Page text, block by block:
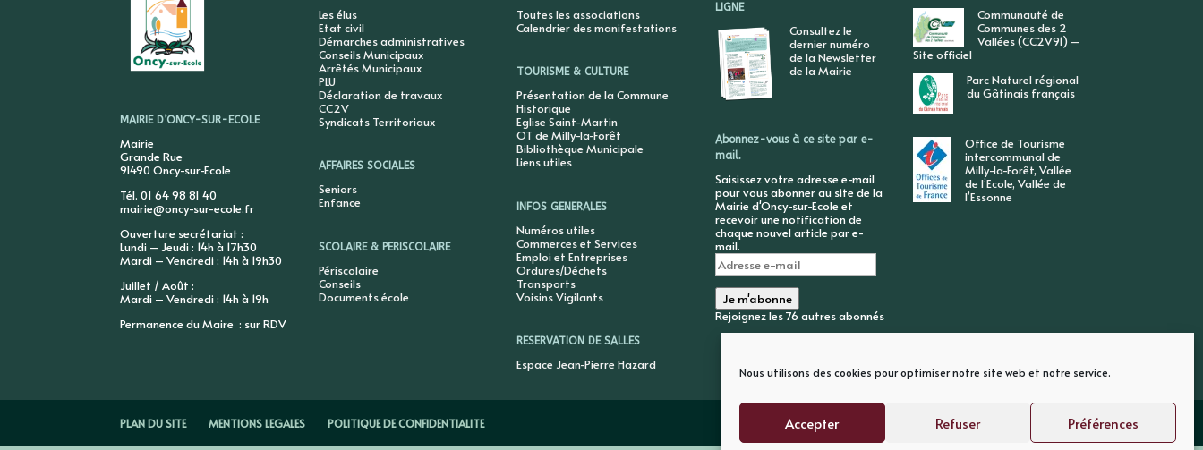
Nous utilisons des cookies pour optimiser notre site web et notre service.
Accepter Refuser Préférences
MAIRIE D’ONCY-SUR-ECOLE
Mairie
Grande Rue
91490 Oncy-sur-Ecole
Tél. 01 64 98 81 40
mairie@oncy-sur-ecole.fr
Ouverture secrétariat :
Lundi – Jeudi : 14h à 17h30
Mardi – Vendredi : 14h à 19h30
Juillet / Août :
Mardi – Vendredi : 14h à 19h
Permanence du Maire : sur RDV
Les élus
Etat civil
Démarches administratives
Conseils Municipaux
Arrêtés Municipaux
PLU
Déclaration de travaux
CC2V
Syndicats Territoriaux
AFFAIRES SOCIALES
Seniors
Enfance
SCOLAIRE & PERISCOLAIRE
Périscolaire
Conseils
Documents école
Toutes les associations
Calendrier des manifestations
TOURISME & CULTURE
Présentation de la Commune
Historique
Eglise Saint-Martin
OT de Milly-la-Forêt
Bibliothèque Municipale
Liens utiles
INFOS GENERALES
Numéros utiles
Commerces et Services
Emploi et Entreprises
Ordures/Déchets
Transports
Voisins Vigilants
RESERVATION DE SALLES
Espace Jean-Pierre Hazard
LIGNE
Consultez le
dernier numéro
de la Newsletter
de la Mairie
Abonnez-vous à ce site par e-
mail.
Saisissez votre adresse e-mail
pour vous abonner au site de la
Mairie d'Oncy-sur-Ecole et
recevoir une notification de
chaque nouvel article par e-
mail.
Adresse
e-
mail
Je m'abonne
Rejoignez les 76 autres abonnés
Communauté de
Communes des 2
Vallées (CC2V91) –
Site officiel
Parc Naturel régional
du Gâtinais français
Office de Tourisme
intercommunal de
Milly-la-Forêt, Vallée
de l’Ecole, Vallée de
l’Essonne
PLAN DU SITE MENTIONS LEGALES POLITIQUE DE CONFIDENTIALITE